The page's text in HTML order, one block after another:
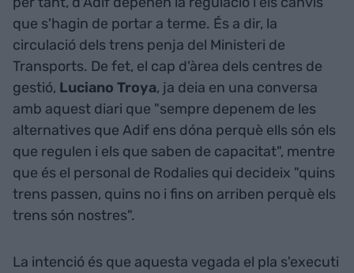
que s'hagin de portar a terme. És a dir, la
circulació dels trens penja del Ministeri de
Transports. De fet, el cap d'àrea dels centres de
gestió, Luciano Troya, ja deia en una conversa
amb aquest diari que "sempre depenem de les
alternatives que Adif ens dóna perquè ells són els
que regulen i els que saben de capacitat", mentre
que és el personal de Rodalies qui decideix "quins
trens passen, quins no i fins on arriben perquè els
trens són nostres".
La intenció és que aquesta vegada el pla s'executi